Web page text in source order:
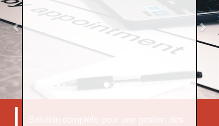
Solution complète pour une gestion des